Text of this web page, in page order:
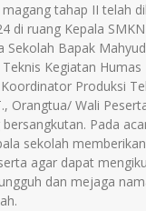
tahap II telah
di ruang Kepala
Sekolah Bapak
Kegiatan
Produksi
Orangtua/ Wali
Pada
sekolah
agar dapat
dan mejaga